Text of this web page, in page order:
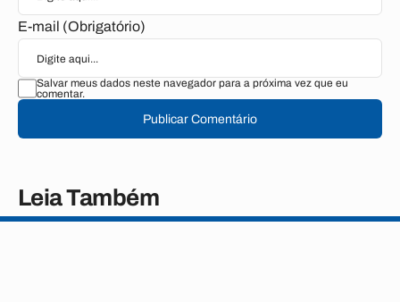
E-mail (Obrigatório)
Salvar meus dados neste navegador para a próxima vez que eu
comentar.
Publicar Comentário
Leia Também